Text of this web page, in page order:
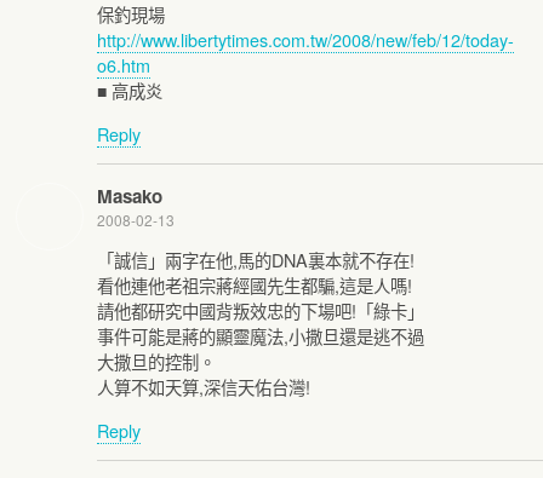
保釣現場
http://www.libertytimes.com.tw/2008/new/feb/12/today-
o6.htm
■ 高成炎
Reply
Masako
2008-02-13
「誠信」兩字在他,馬的DNA裏本就不存在!
看他連他老祖宗蔣經國先生都騙,這是人嗎!
請他都研究中國背叛效忠的下場吧!「綠卡」
事件可能是蔣的顯靈魔法,小撒旦還是逃不過
大撒旦的控制。
人算不如天算,深信天佑台灣!
Reply